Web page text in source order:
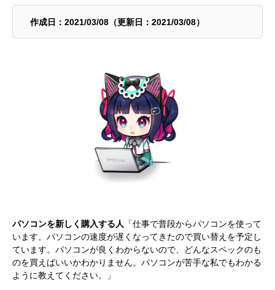
作成日：2021/03/08（更新日：2021/03/08）
パソコンを新しく購入する人 「仕事で普段からパソコンを使って
います。パソコンの速度が遅くなってきたので買い替えを予定し
ています。パソコンが良くわからないので、どんなスペックのも
のを買えばいいかわかりません。パソコンが苦手な私でもわかる
ように教えてください。」